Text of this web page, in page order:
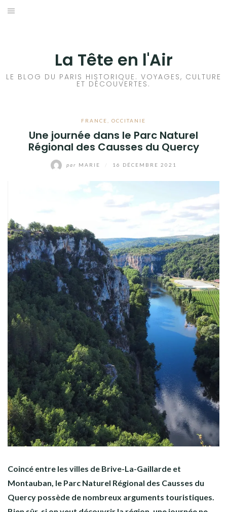
Aller
La Tête en l'Air
LE BLOG DU PARIS HISTORIQUE. VOYAGES, CULTURE
ET DÉCOUVERTES.
FRANCE OCCITANIE
Une journée dans le Parc Naturel
Régional des Causses du Quercy
par MARIE 16 DÉCEMBRE 2021
Coincé entre les villes de Brive-La-Gaillarde et
Montauban, le Parc Naturel Régional des Causses du
Quercy possède de nombreux arguments touristiques.
HISTOIRES EN ILE DE FRANCE
CULTURES